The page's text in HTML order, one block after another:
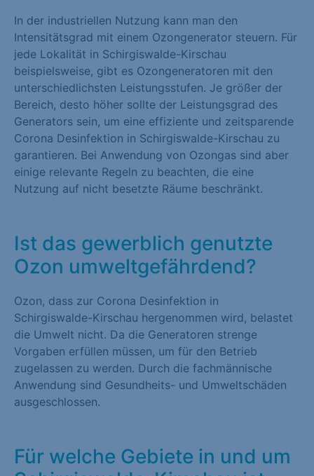
In der industriellen Nutzung kann man den
Intensitätsgrad mit einem Ozongenerator steuern. Für
jede Lokalität in Schirgiswalde-Kirschau
beispielsweise, gibt es Ozongeneratoren mit den
unterschiedlichsten Leistungsstufen. Je größer der
Bereich, desto höher sollte der Leistungsgrad des
Generators sein, um eine effiziente und zeitsparende
Corona Desinfektion in Schirgiswalde-Kirschau zu
garantieren. Bei Anwendung von Ozongas sind aber
einige relevante Regeln zu beachten, die eine
Nutzung auf nicht besetzte Räume beschränkt.
Ist das gewerblich genutzte
Ozon umweltgefährdend?
Ozon, dass zur Corona Desinfektion in
Schirgiswalde-Kirschau hergenommen wird, belastet
die Umwelt nicht. Da die Generatoren strenge
Vorgaben erfüllen müssen, um für den Betrieb
zugelassen zu werden. Durch die fachmännische
Anwendung sind Gesundheits- und Umweltschäden
ausgeschlossen.
Für welche Gebiete in und um